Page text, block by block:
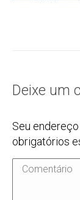
Deixe um
Seu
obrigatórios
Comentário